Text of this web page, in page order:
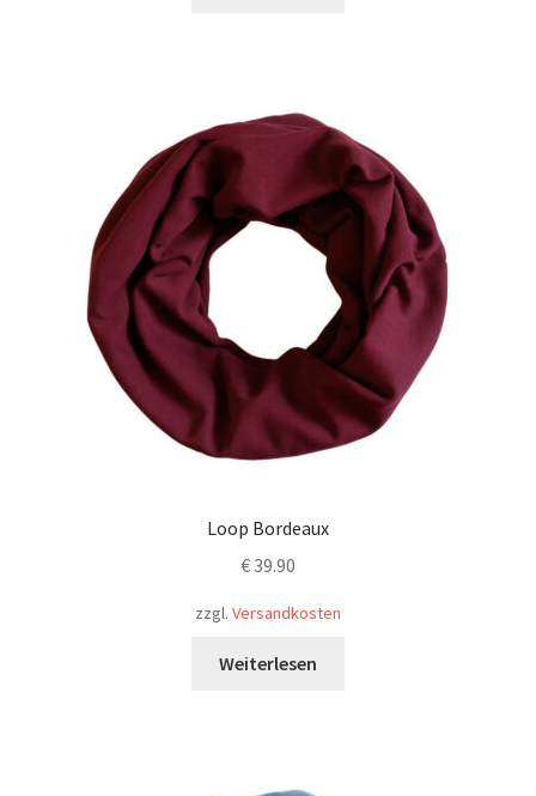
Loop Bordeaux
€39.90
zzgl. Versandkosten
Weiterlesen